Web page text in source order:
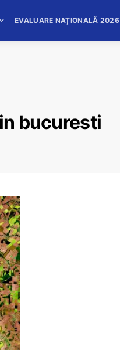
EVALUARE NAȚIONALĂ 2026
bucuresti